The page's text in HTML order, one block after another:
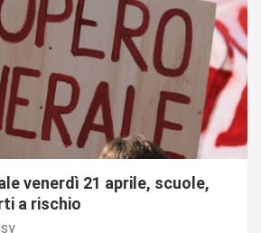
venerdì 21 aprile, scuole,
a rischio